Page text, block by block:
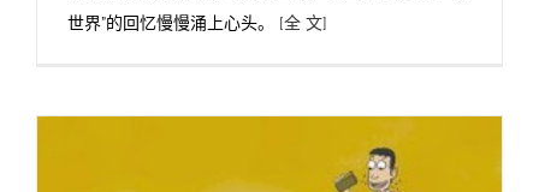
世界”的回忆慢慢涌上心头。 [全 文]